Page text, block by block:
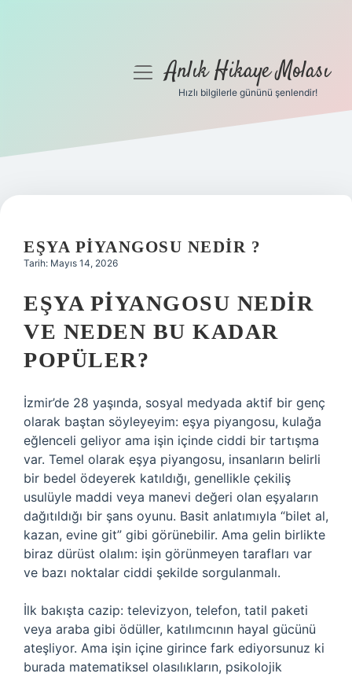
Gizlilik Politikası
Yasal Uyarı
menüyüAnlık Hikaye Molası
Hızlı bilgilerle gününü şenlendir!
EŞYA PIYANGOSU NEDIR ?
Tarih: Mayıs 14, 2026
EŞYA PIYANGOSU NEDIR
VE NEDEN BU KADAR
POPÜLER?
İzmir’de 28 yaşında, sosyal medyada aktif bir genç
olarak baştan söyleyeyim: eşya piyangosu, kulağa
eğlenceli geliyor ama işin içinde ciddi bir tartışma
var. Temel olarak eşya piyangosu, insanların belirli
bir bedel ödeyerek katıldığı, genellikle çekiliş
usulüyle maddi veya manevi değeri olan eşyaların
dağıtıldığı bir şans oyunu. Basit anlatımıyla “bilet al,
kazan, evine git” gibi görünebilir. Ama gelin birlikte
biraz dürüst olalım: işin görünmeyen tarafları var
ve bazı noktalar ciddi şekilde sorgulanmalı.
İlk bakışta cazip: televizyon, telefon, tatil paketi
veya araba gibi ödüller, katılımcının hayal gücünü
ateşliyor. Ama işin içine girince fark ediyorsunuz ki
burada matematiksel olasılıkların, psikolojik